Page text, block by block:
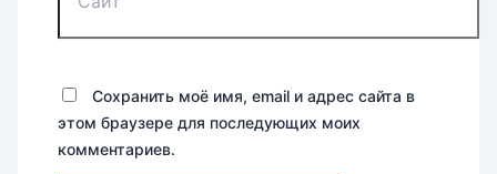
Сохранить моё имя, email и адрес сайта в
этом браузере для последующих моих
комментариев.